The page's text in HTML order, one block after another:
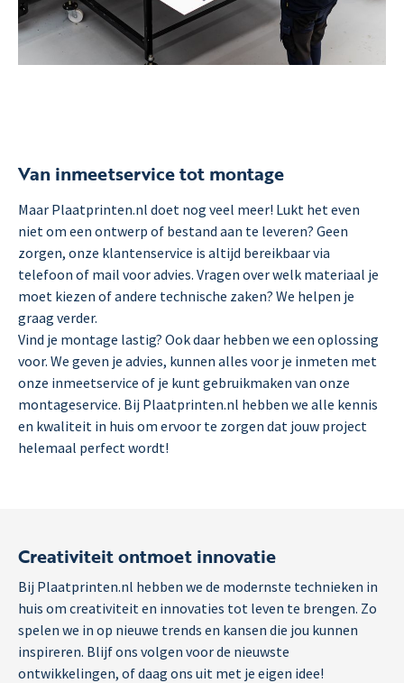
Van inmeetservice tot montage
Maar Plaatprinten.nl doet nog veel meer! Lukt het even
niet om een ontwerp of bestand aan te leveren? Geen
zorgen, onze klantenservice is altijd bereikbaar via
telefoon of mail voor advies. Vragen over welk materiaal je
moet kiezen of andere technische zaken? We helpen je
graag verder.
Vind je montage lastig? Ook daar hebben we een oplossing
voor. We geven je advies, kunnen alles voor je inmeten met
onze inmeetservice of je kunt gebruikmaken van onze
montageservice. Bij Plaatprinten.nl hebben we alle kennis
en kwaliteit in huis om ervoor te zorgen dat jouw project
helemaal perfect wordt!
Creativiteit ontmoet innovatie
Bij Plaatprinten.nl hebben we de modernste technieken in
huis om creativiteit en innovaties tot leven te brengen. Zo
spelen we in op nieuwe trends en kansen die jou kunnen
inspireren. Blijf ons volgen voor de nieuwste
ontwikkelingen, of daag ons uit met je eigen idee!